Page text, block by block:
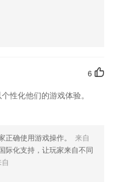
求。
午经络流注图。
单词拼写，根据英语游戏过
出英文单词，在限定时间内
英语单词拼写过程中，通过
单词的记忆。
来，达到寓教于乐的学习效
6
性化他们的游戏体验。
正确使用游戏操作。
来自
际化支持，让玩家来自不同